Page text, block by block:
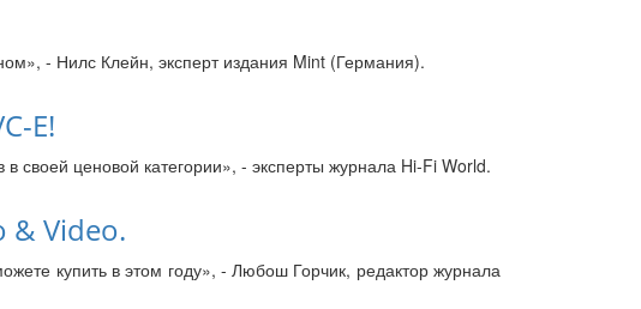
- Нилс Клейн, эксперт издания Mint (Германия).
E!
своей ценовой категории», - эксперты журнала Hi-Fi World.
& Video.
купить в этом году», - Любош Горчик, редактор журнала